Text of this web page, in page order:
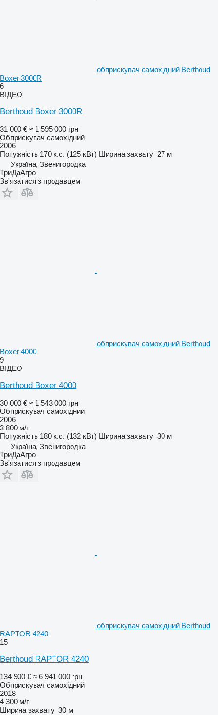
обприскувач самохідний Berthoud
Boxer 3000R
6
ВІДЕО
Berthoud Boxer 3000R
31 000 € ≈ 1 595 000 грн
Обприскувач самохідний
2006
Потужність 170 к.с. (125 кВт) Ширина захвату 27 м
Україна, Звенигородка
ТриДаАгро
Зв'язатися з продавцем
обприскувач самохідний Berthoud
Boxer 4000
9
ВІДЕО
Berthoud Boxer 4000
30 000 € ≈ 1 543 000 грн
Обприскувач самохідний
2006
3 800 м/г
Потужність 180 к.с. (132 кВт) Ширина захвату 30 м
Україна, Звенигородка
ТриДаАгро
Зв'язатися з продавцем
обприскувач самохідний Berthoud
RAPTOR 4240
15
Berthoud RAPTOR 4240
134 900 € ≈ 6 941 000 грн
Обприскувач самохідний
2018
4 300 м/г
Ширина захвату 30 м